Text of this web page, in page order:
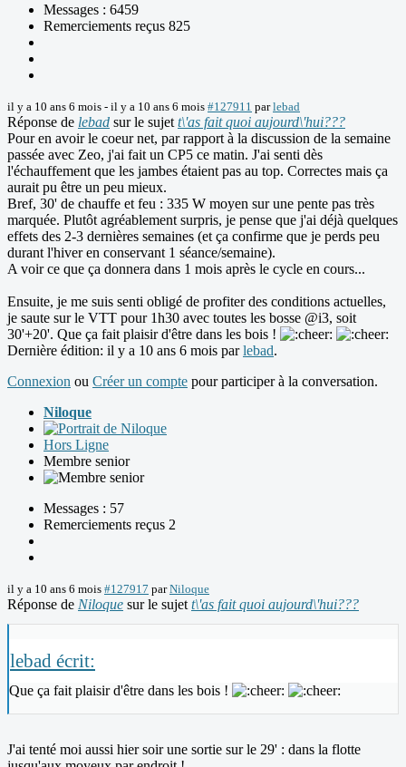
Messages : 6459
Remerciements reçus 825
il y a 10 ans 6 mois - il y a 10 ans 6 mois #127911 parlebad
Réponse de lebad sur le sujet t\'as fait quoi aujourd\'hui???
Pour en avoir le coeur net, par rapport à la discussion de la semaine
passée avec Zeo, j'ai fait un CP5 ce matin. J'ai senti dès
l'échauffement que les jambes étaient pas au top. Correctes mais ça
aurait pu être un peu mieux.
Bref, 30' de chauffe et feu : 335 W moyen sur une pente pas très
marquée. Plutôt agréablement surpris, je pense que j'ai déjà quelques
effets des 2-3 dernières semaines (et ça confirme que je perds peu
durant l'hiver en conservant 1 séance/semaine).
A voir ce que ça donnera dans 1 mois après le cycle en cours...
Ensuite, je me suis senti obligé de profiter des conditions actuelles,
je saute sur le VTT pour 1h30 avec toutes les bosse @i3, soit
30'+20'. Que ça fait plaisir d'être dans les bois !
Dernière édition: il y a 10 ans 6 mois parlebad.
Connexion ou Créer un compte pour participer à la conversation.
Niloque
Hors Ligne
Membre senior
Messages : 57
Remerciements reçus 2
il y a 10 ans 6 mois #127917 parNiloque
Réponse de Niloque sur le sujet t\'as fait quoi aujourd\'hui???
lebad écrit:
Que ça fait plaisir d'être dans les bois !
J'ai tenté moi aussi hier soir une sortie sur le 29' : dans la flotte